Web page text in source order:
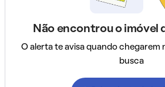
Não encontrou o imóvel
O alerta te avisa quando chegarem
busca